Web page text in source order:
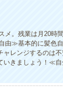
。残業は月20時
≫基本的に髪色
レンジするのは
いきましょう！≪